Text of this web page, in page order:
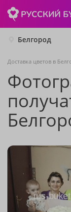
Белгород
Доставка цветов в